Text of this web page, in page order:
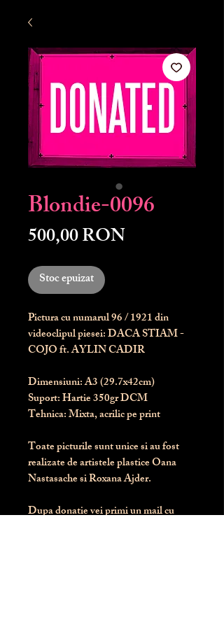
Blondie-0096
500,00 RONPreț
Stoc epuizat
Pictura cu numarul96/ 1921 din
videoclipul piesei: DACA STIAM -
COJO ft. AYLIN CADIR
Dimensiuni: A3 (29.7x42cm)
Suport: Hartie 350gr DCM
Tehnica: Mixta, acrilic pe print
Toate picturile sunt unice si au fost
realizate de artistele plastice Oana
Nastasache si Roxana Ajder.
Dupa donatie vei primi un mail cu